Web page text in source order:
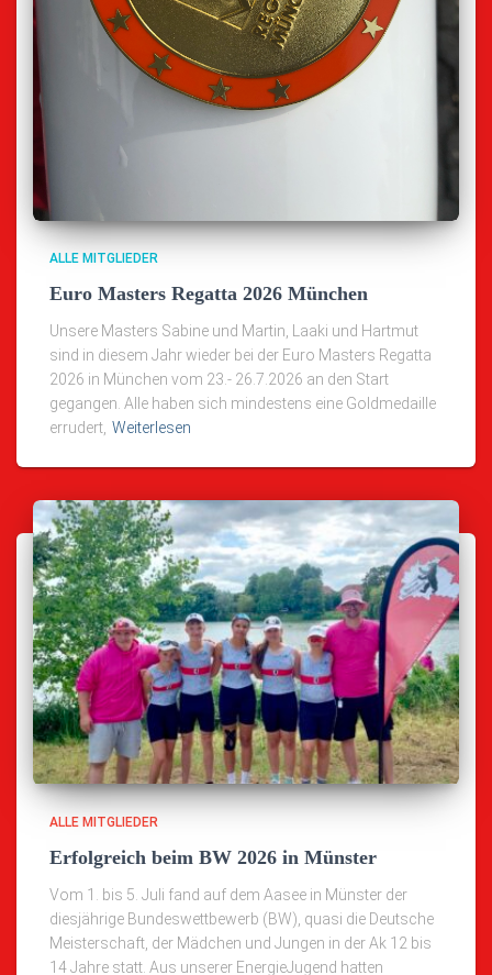
ALLE MITGLIEDER
Euro Masters Regatta 2026 München
Unsere Masters Sabine und Martin, Laaki und Hartmut
sind in diesem Jahr wieder bei der Euro Masters Regatta
2026 in München vom 23.- 26.7.2026 an den Start
gegangen. Alle haben sich mindestens eine Goldmedaille
errudert, Weiterlesen
ALLE MITGLIEDER
Erfolgreich beim BW 2026 in Münster
Vom 1. bis 5. Juli fand auf dem Aasee in Münster der
diesjährige Bundeswettbewerb (BW), quasi die Deutsche
Meisterschaft, der Mädchen und Jungen in der Ak 12 bis
14 Jahre statt. Aus unserer EnergieJugend hatten